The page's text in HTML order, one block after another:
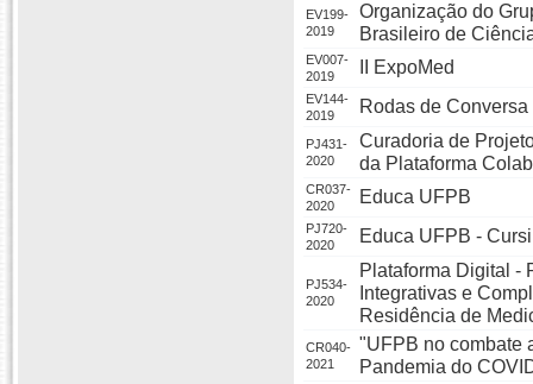
EV199-
2019
Organização do
Brasileiro de
EV007-
2019
II ExpoMed
EV144-
2019
Rodas de
PJ431-
2020
Curadoria de
da Plataforma
CR037-
2020
Educa UFPB
PJ720-
2020
Educa UFPB -
PJ534-
2020
Plataforma Digital -
Integrativas e
Residência de
CR040-
2021
"UFPB no combate
Pandemia do